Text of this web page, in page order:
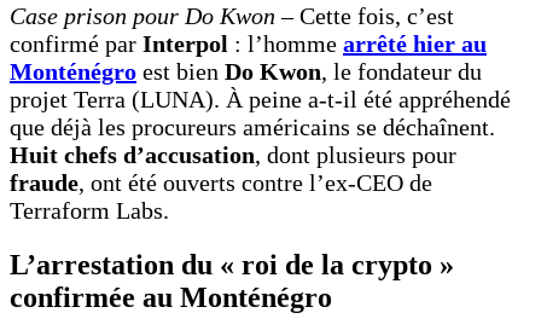
Case prison pour Do Kwon – Cette fois, c’est
confirmé par Interpol : l’homme arrêté hier au
Monténégro est bien Do Kwon, le fondateur du
projet Terra (LUNA). À peine a-t-il été appréhendé
que déjà les procureurs américains se déchaînent.
Huit chefs d’accusation, dont plusieurs pour
fraude, ont été ouverts contre l’ex-CEO de
Terraform Labs.
L’arrestation du « roi de la crypto »
confirmée au Monténégro